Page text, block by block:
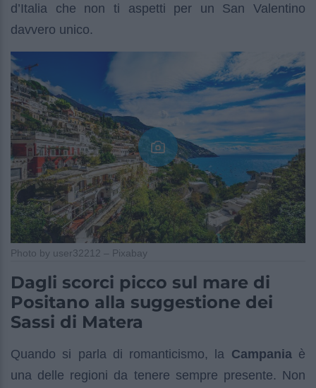
d’Italia che non ti aspetti per un San Valentino
davvero unico.
Photo by user32212 – Pixabay
Dagli scorci picco sul mare di
Positano alla suggestione dei
Sassi di Matera
Quando si parla di romanticismo, la Campaniaè
una delle regioni da tenere sempre presente. Non